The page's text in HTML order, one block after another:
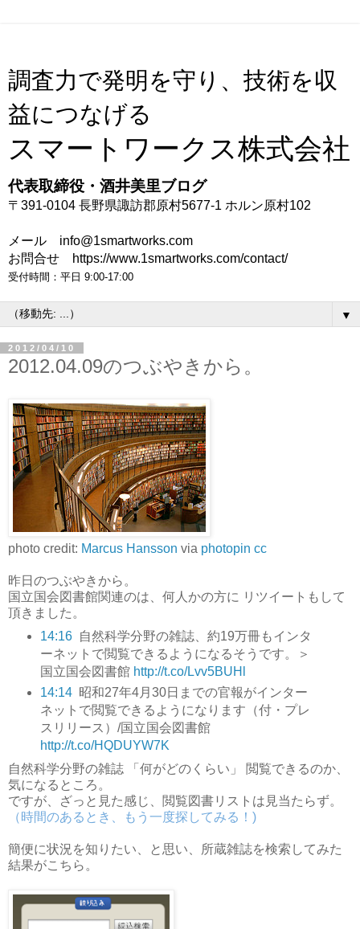
調査力で発明を守り、技術を収
益につなげる
スマートワークス株式会社
代表取締役・酒井美里ブログ
〒391-0104 長野県諏訪郡原村5677-1 ホルン原村102
メール info@1smartworks.com
お問合せ https://www.1smartworks.com/contact/
受付時間：平日 9:00-17:00
▼
2012/04/10
2012.04.09のつぶやきから。
photo credit: Marcus Hansson via photopin cc
昨日のつぶやきから。
国立国会図書館関連のは、何人かの方に リツイートもして
頂きました。
14:16
自然科学分野の雑誌、約19万冊もインタ
ーネットで閲覧できるようになるそうです。＞
国立国会図書館 http://t.co/Lvv5BUHl
14:14 昭和27年4月30日までの官報がインター
ネットで閲覧できるようになります（付・プレ
スリリース）/国立国会図書館
http://t.co/HQDUYW7K
自然科学分野の雑誌 「何がどのくらい」 閲覧できるのか、
気になるところ。
ですが、ざっと見た感じ、閲覧図書リストは見当たらず。
（時間のあるとき、もう一度探してみる！)
簡便に状況を知りたい、と思い、所蔵雑誌を検索してみた
結果がこちら。